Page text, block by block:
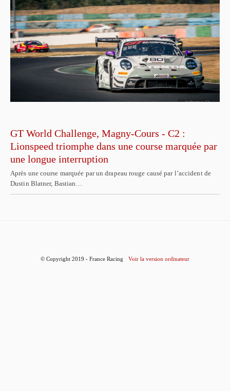
GT World Challenge, Magny-Cours - C2 :
Lionspeed triomphe dans une course marquée par
une longue interruption
Après une course marquée par un drapeau rouge causé par l’accident de
Dustin Blatner, Bastian…
© Copyright 2019 - France Racing Voir la version ordinateur